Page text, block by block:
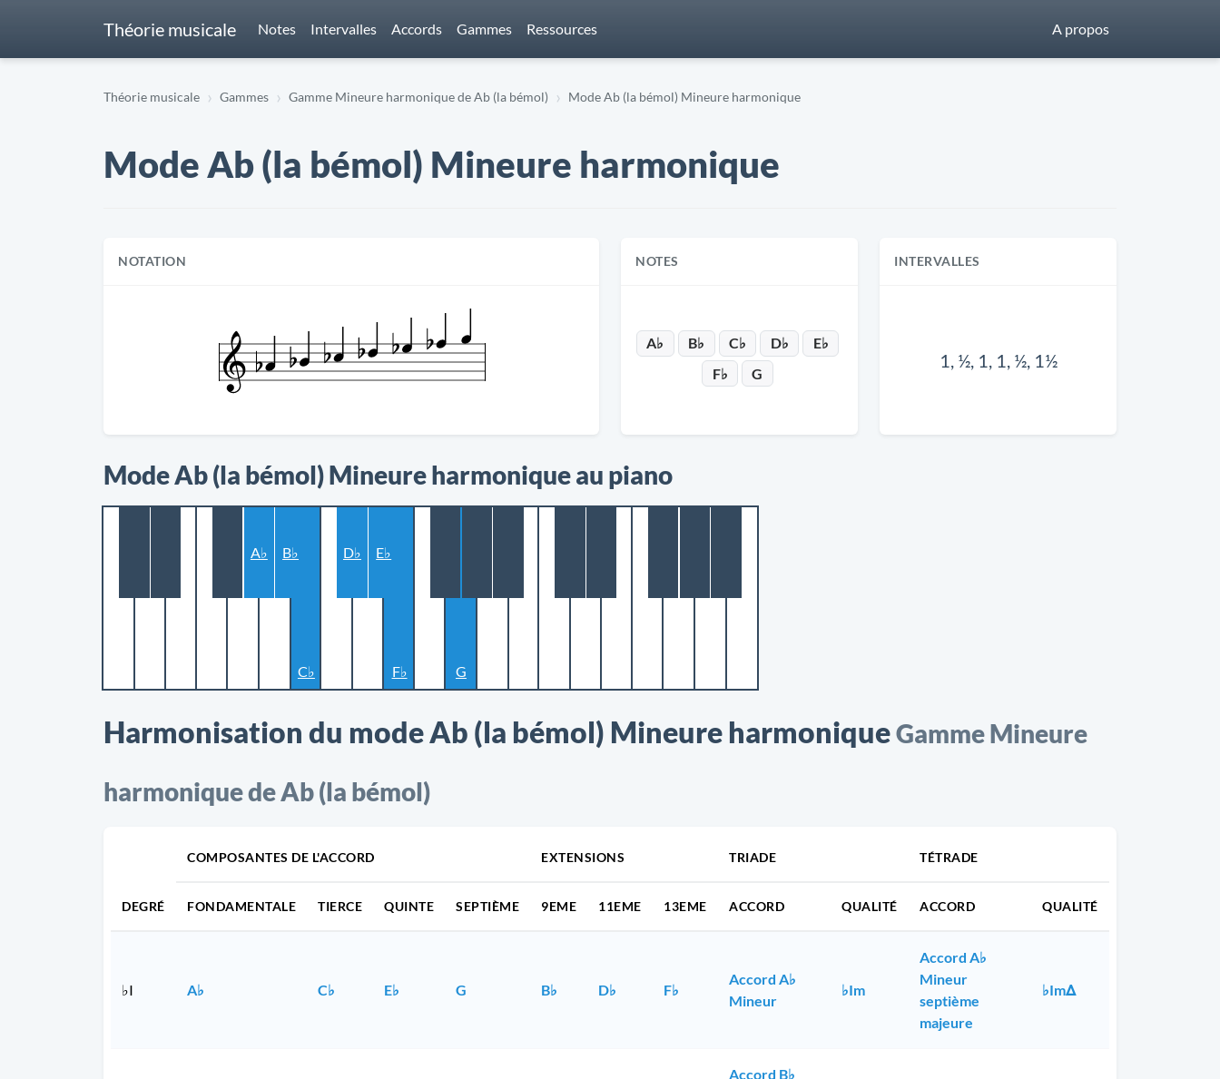
Théorie musicale Notes Intervalles Accords Gammes Ressources A propos
Théorie musicale Gammes Gamme Mineure harmonique de Ab (la bémol) Mode Ab (la bémol) Mineure harmonique
Mode Ab (la bémol) Mineure harmonique
NOTATION NOTES
A♭ B♭ C♭ D♭
E♭
F♭
G
INTERVALLES
1, ½, 1, 1, ½, 1½
Mode Ab (la bémol) Mineure harmonique au piano
A♭ B♭
C♭
D♭ E♭
F♭ G
Harmonisation du mode Ab (la bémol) Mineure harmoniqueGamme Mineure
harmonique de Ab (la bémol)
DEGRÉ
COMPOSANTES DE L'ACCORD EXTENSIONS TRIADE TÉTRADE
FONDAMENTALE TIERCE QUINTE SEPTIÈME 9EME 11EME 13EME ACCORD QUALITÉ ACCORD QUALITÉ
♭I A♭ C♭ E♭ G B♭ D♭ F♭
Accord A♭
Mineur
♭Im
Accord A♭
Mineur
septième
majeure
♭ImΔ
Accord B♭